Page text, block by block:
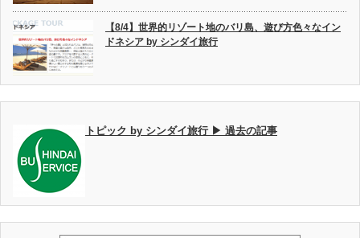
【8/4】世界的リゾート地のバリ島、遊び方色々なイン
ドネシア by シンダイ旅行
トピック by シンダイ旅行 ▶ 過去の記事